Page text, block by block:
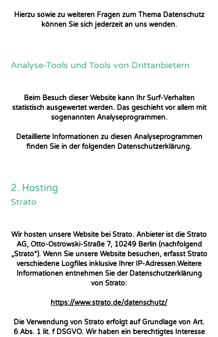
Hierzu sowie zu weiteren Fragen zum Thema Datenschutz
können Sie sich jederzeit an uns wenden.
Analyse-Tools und Tools von Dritt­anbietern
Beim Besuch dieser Website kann Ihr Surf-Verhalten
statistisch ausgewertet werden. Das geschieht vor allem mit
sogenannten Analyseprogrammen.
Detaillierte Informationen zu diesen Analyseprogrammen
finden Sie in der folgenden Datenschutzerklärung.
2. Hosting
Strato
Wir hosten unsere Website bei Strato. Anbieter ist die Strato
AG, Otto-Ostrowski-Straße 7, 10249 Berlin (nachfolgend
„Strato“). Wenn Sie unsere Website besuchen, erfasst Strato
verschiedene Logfiles inklusive Ihrer IP-Adressen.Weitere
Informationen entnehmen Sie der Datenschutzerklärung
von Strato:
https://www.strato.de/datenschutz/
Die Verwendung von Strato erfolgt auf Grundlage von Art.
6 Abs. 1 lit. f DSGVO. Wir haben ein berechtigtes Interesse